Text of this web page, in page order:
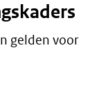
gelden voor